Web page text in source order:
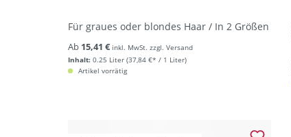
Für graues oder blondes Haar / In 2 Größen
Inhalt: 0.25 Liter (37,84 €* / 1 Liter)
Ab 15,41 € inkl. MwSt. zzgl. Versand
Artikel vorrätig